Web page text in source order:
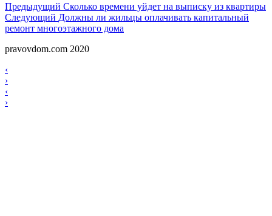
Навигация
по
Предыдущий Предыдущий
Сколько времени уйдет на выписку из квартиры
Следующий Следующий
Должны ли жильцы оплачивать капитальный
ремонт многоэтажного дома
pravovdom.com 2020
Scroll
Up
Навигация
по
записям
‹
›
Навигация
по
‹
›